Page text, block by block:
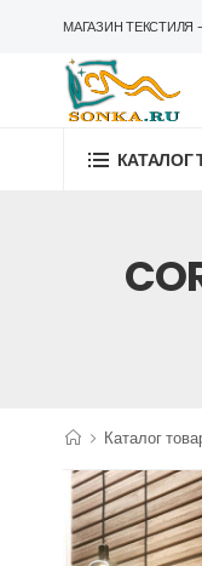
МАГАЗИН
КАТАЛОГ
Каталог